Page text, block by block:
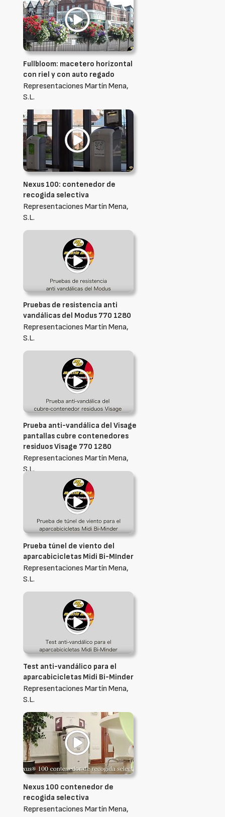
Fullbloom: macetero horizontal
con riel y con auto regado
Representaciones Martín Mena,
S.L.
Nexus 100: contenedor de
recogida selectiva
Representaciones Martín Mena,
S.L.
Pruebas de resistencia anti
vandálicas del Modus 770 1280
Representaciones Martín Mena,
S.L.
Prueba anti-vandálica del Visage
pantallas cubre contenedores
residuos Visage 770 1280
Representaciones Martín Mena,
S.L.
Prueba túnel de viento del
aparcabicicletas Midi Bi-MInder
Representaciones Martín Mena,
S.L.
Test anti-vandálico para el
aparcabicicletas Midi Bi-Minder
Representaciones Martín Mena,
S.L.
Nexus 100 contenedor de
recogida selectiva
Representaciones Martín Mena,